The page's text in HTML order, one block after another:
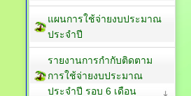
แผนการใช้จ่ายงบประมาณ
ประจำปี
รายงานการกำกับติดตาม
การใช้จ่ายงบประมาณ
ประจำปี รอบ 6 เดือน